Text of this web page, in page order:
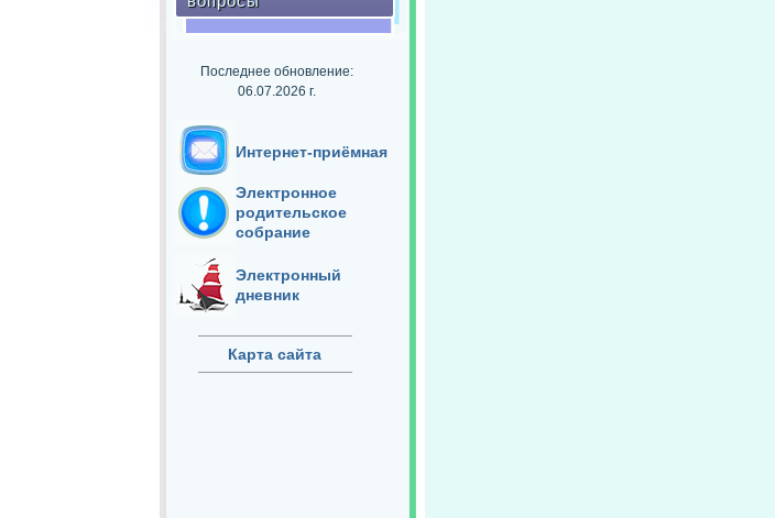
Последнее обновление:
06.07.2026 г.
Интернет-приёмная
Электронное
родительское
собрание
Электронный
дневник
Карта сайта